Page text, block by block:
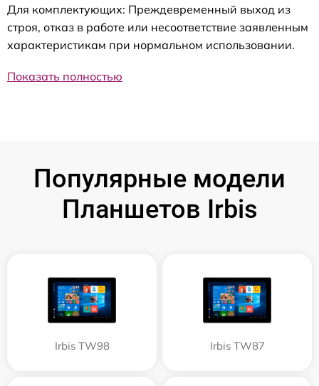
Для комплектующих: Преждевременный выход из
строя, отказ в работе или несоответствие заявленным
характеристикам при нормальном использовании.
Показать полностью
Популярные модели
Планшетов Irbis
Irbis TW98 Irbis TW87